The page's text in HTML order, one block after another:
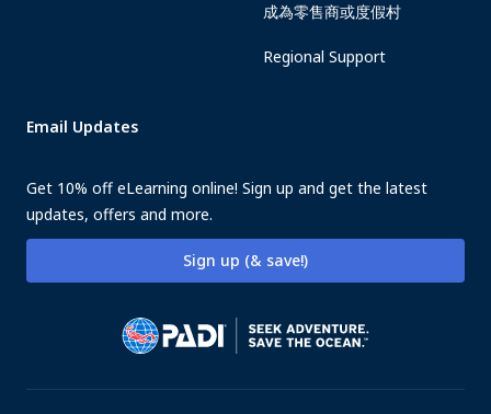
成為零售商或度假村
Regional Support
Email Updates
Get 10% off eLearning online! Sign up and get the latest
updates, offers and more.
Sign up (& save!)